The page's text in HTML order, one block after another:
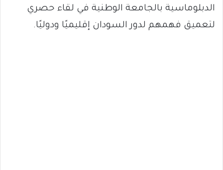
الدبلوماسية بالجامعة الوطنية في لقاء حصري
لتعميق فهمهم لدور السودان إقليميًا ودوليًا.